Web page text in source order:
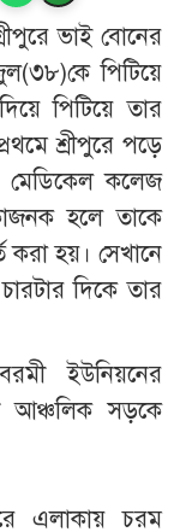
ভাই বোনের
পিটিয়ে
পিটিয়ে তার
শ্রীপুরে পড়ে
মেডিকেল কলেজ
হলে তাকে
করা হয়। সেখানে
দিকে তার
ইউনিয়নের
আঞ্চলিক সড়কে
এলাকায় চরম